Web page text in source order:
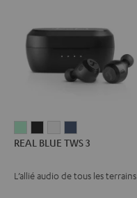
BLUE
3
BLUE
3
BLUE
3
BLUE
3
REAL BLUE TWS 3
L’allié audio de tous les terrains